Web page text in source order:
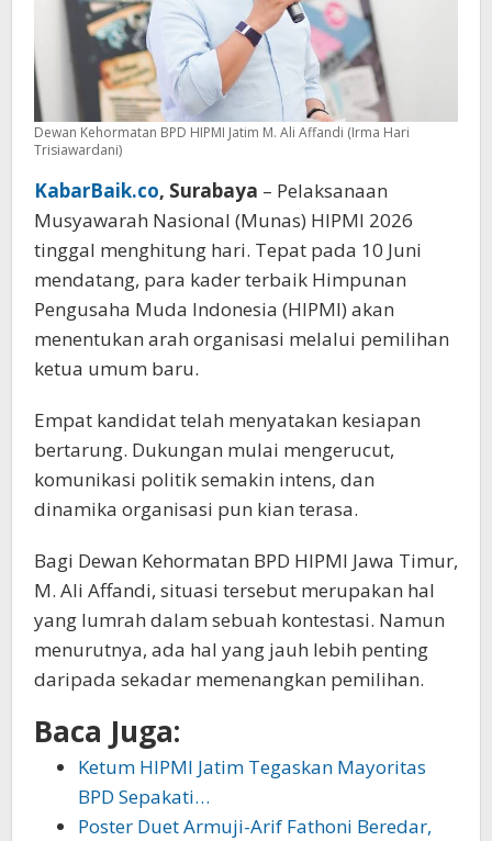
Dewan Kehormatan BPD HIPMI Jatim M. Ali Affandi (Irma Hari
Trisiawardani)
KabarBaik.co, Surabaya – Pelaksanaan
Musyawarah Nasional (Munas) HIPMI 2026
tinggal menghitung hari. Tepat pada 10 Juni
mendatang, para kader terbaik Himpunan
Pengusaha Muda Indonesia (HIPMI) akan
menentukan arah organisasi melalui pemilihan
ketua umum baru.
Empat kandidat telah menyatakan kesiapan
bertarung. Dukungan mulai mengerucut,
komunikasi politik semakin intens, dan
dinamika organisasi pun kian terasa.
Bagi Dewan Kehormatan BPD HIPMI Jawa Timur,
M. Ali Affandi, situasi tersebut merupakan hal
yang lumrah dalam sebuah kontestasi. Namun
menurutnya, ada hal yang jauh lebih penting
daripada sekadar memenangkan pemilihan.
Baca Juga:
Ketum HIPMI Jatim Tegaskan Mayoritas
BPD Sepakati…
Poster Duet Armuji-Arif Fathoni Beredar,